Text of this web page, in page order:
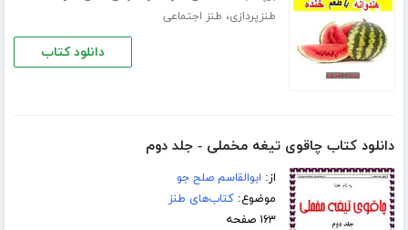
طنزپردازی، طنز اجتماعی
دانلود کتاب
دانلود کتاب چاقوی تیغه مخملی - جلد دوم
از: ابوالقاسم صلح جو
موضوع:کتاب‌های طنز
۱۶۳ صفحه